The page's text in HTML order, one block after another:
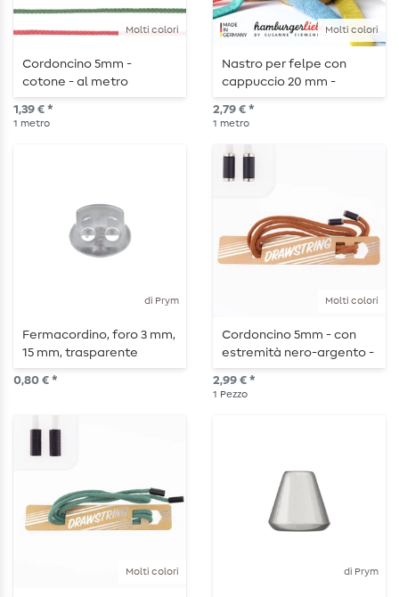
Molti colori
Cordoncino 5mm -
cotone - al metro
1,39 € *
1 metro
Molti colori
Nastro per felpe con
cappuccio 20 mm -
Albstoffe Cord ME - al
metro
2,79 € *
1 metro
di Prym
Fermacordino, foro 3 mm,
15 mm, trasparente
0,80 € *
Molti colori
Cordoncino 5mm - con
estremità nero-argento -
lunghezza 115cm
2,99 € *
1 Pezzo
Molti colori di Prym